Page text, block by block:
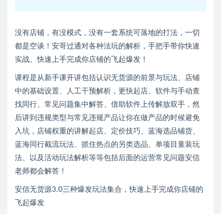
没有店铺，有没‬‬模式，没有一套系统可落地的打法，一切
都是空谈！安哥过通‬‬对各种法玩‬‬的解析，手把手带你快速‬‬
实战、快速‬‬上手完成你店铺的飞起‬‬爆发！
课程是从新手课开讲包括认识无货源的前景与玩法、店铺
中的基础设置、人工干预解析，更快起店、软件与手动查
找同行、常见问题集中解答、借助软件上传解放双手，然
后讲到违规类型与常见违规产品让你在做产品的时候避免
入坑，店铺权重的讲解起店、定价技巧、蓝海选品铺货、
蓝海同行截流玩法、抓住热点的另类选品、单项目童装玩
法、以及活动玩法解析等等包括后面的运营常见问题安信
老师都会解答！
安信无货源3.0三种爆发玩法集合，快速‬‬上手完成你店铺的
飞起‬‬爆发